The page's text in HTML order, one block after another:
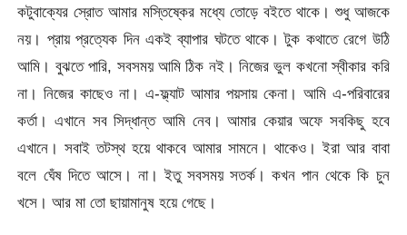
কটুবাক্যের স্রোত আমার মস্তিষ্কের মধ্যে তোড়ে বইতে থাকে। শুধু আজকে
নয়। প্রায় প্রত্যেক দিন একই ব্যাপার ঘটতে থাকে। টুক কথাতে রেগে উঠি
আমি। বুঝতে পারি, সবসময় আমি ঠিক নই। নিজের ভুল কখনো স্বীকার করি
না। নিজের কাছেও না। এ-ফ্ল্যাট আমার পয়সায় কেনা। আমি এ-পরিবারের
কর্তা। এখানে সব সিদ্ধান্ত আমি নেব। আমার কেয়ার অফে সবকিছু হবে
এখানে। সবাই তটস্থ হয়ে থাকবে আমার সামনে। থাকেও। ইরা আর বাবা
বলে ঘেঁষ দিতে আসে। না। ইতু সবসময় সতর্ক। কখন পান থেকে কি চুন
খসে। আর মা তো ছায়ামানুষ হয়ে গেছে।